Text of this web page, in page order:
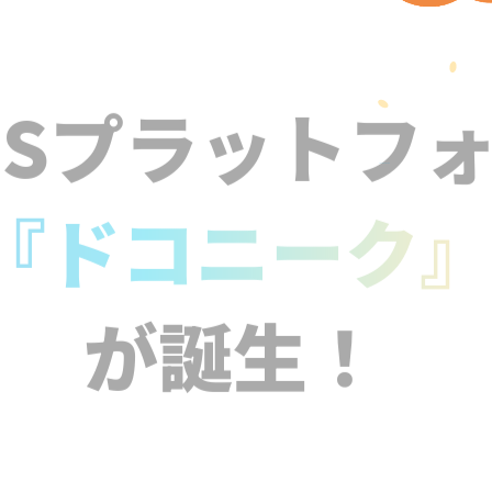
プラットフ
ドコニーク』
が誕生！